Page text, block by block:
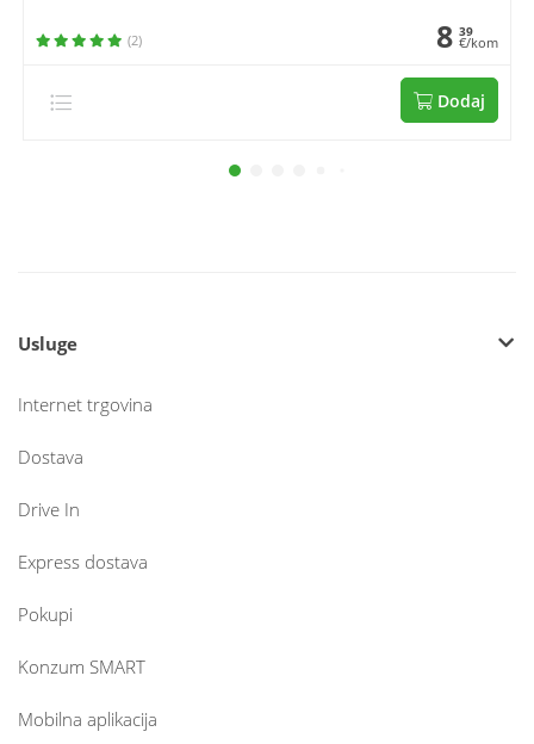
(2) 8 39
€/kom
Dodaj
Usluge
Internet trgovina
Dostava
Drive In
Express dostava
Pokupi
Konzum SMART
Mobilna aplikacija